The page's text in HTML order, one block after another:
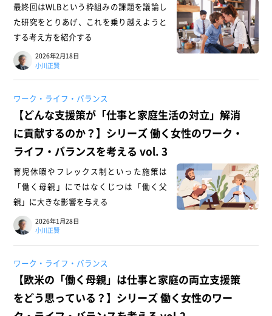
最終回はWLBという枠組みの課題を議論し
た研究をとりあげ、これを乗り越えようと
する考え方を紹介する
2026年2月18日
小川正賢
ワーク・ライフ・バランス
【どんな支援策が「仕事と家庭生活の対立」解消
に貢献するのか？】シリーズ 働く女性のワーク・
ライフ・バランスを考える vol. 3
育児休暇やフレックス制といった施策は
「働く母親」にではなくじつは「働く父
親」に大きな影響を与える
2026年1月28日
小川正賢
ワーク・ライフ・バランス
【欧米の「働く母親」は仕事と家庭の両立支援策
をどう思っている？】シリーズ 働く女性のワー